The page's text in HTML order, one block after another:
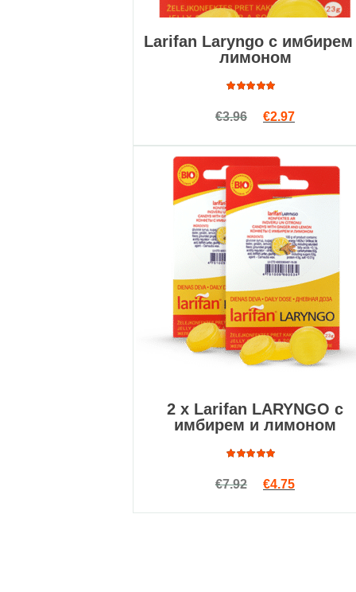
Larifan Laryngo с имбирем
лимоном
4.76
из
€3.96 €2.97Текущая
2 x Larifan LARYNGO с
имбирем и лимоном
4.50
из
€7.92 €4.75Текущая
Подробнее